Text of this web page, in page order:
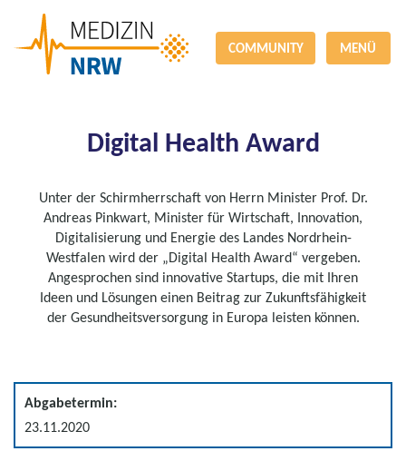
COMMUNITY MENÜ
Digital Health Award
Unter der Schirmherrschaft von Herrn Minister Prof. Dr.
Andreas Pinkwart, Minister für Wirtschaft, Innovation,
Digitalisierung und Energie des Landes Nordrhein-
Westfalen wird der „Digital Health Award“ vergeben.
Angesprochen sind innovative Startups, die mit Ihren
Ideen und Lösungen einen Beitrag zur Zukunftsfähigkeit
der Gesundheitsversorgung in Europa leisten können.
Abgabetermin:
23.11.2020